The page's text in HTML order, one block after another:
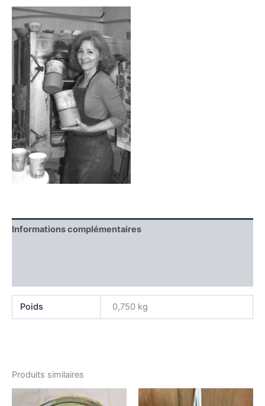
Informations complémentaires
Poids 0,750 kg
Produits similaires